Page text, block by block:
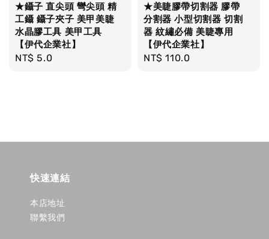
★鑷子 直尖頭 彎尖頭 精
工鑷 鑷子夾子 美甲美睫
水晶膠工具 美甲工具
【伊代企業社】
Regular
NT$ 5.0
★美睫膠帶切割器 膠帶
分割器 小型切割器 切割
器 紋繡必備 美睫專用
【伊代企業社】
Regular
NT$ 110.0
快速連結
本店地址
聯繫我們